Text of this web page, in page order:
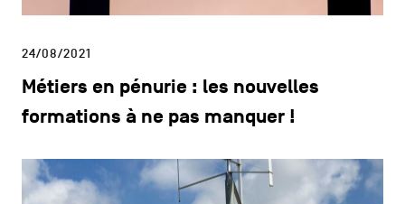
24/08/2021
Métiers en pénurie : les nouvelles
formations à ne pas manquer !